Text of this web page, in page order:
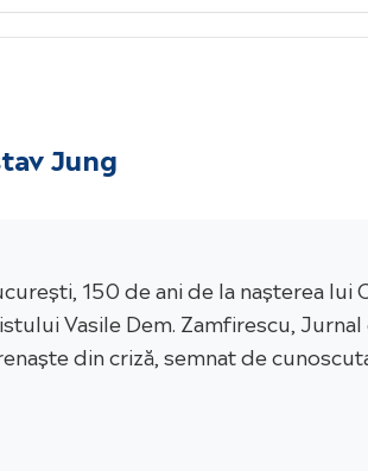
Jung
150 de ani de la nașterea lui
Vasile Dem. Zamfirescu,
din criză, semnat de